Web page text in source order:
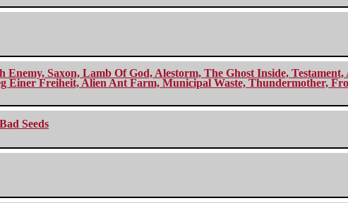
Enemy, Saxon, Lamb Of God, Alestorm, The Ghost Inside,
Einer Freiheit, Alien Ant Farm, Municipal Waste, Thundermother,
Seeds